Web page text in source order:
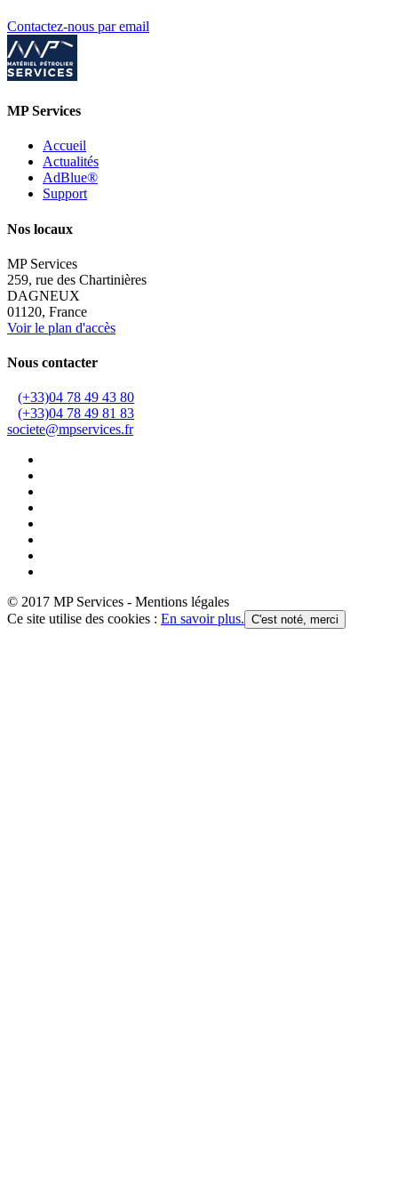
Contactez-nous par email
MP Services
Accueil
Actualités
AdBlue®
Support
Nos locaux
MP Services
259, rue des Chartinières
DAGNEUX
01120, France
Voir le plan d'accès
Nous contacter
(+33)04 78 49 43 80
(+33)04 78 49 81 83
societe@mpservices.fr
© 2017 MP Services - Mentions légales
Ce site utilise des cookies : En savoir plus. C'est noté, merci